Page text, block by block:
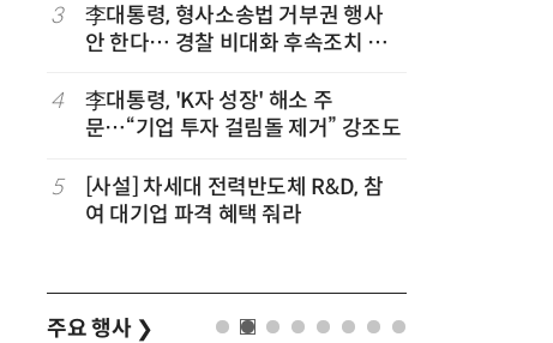
3
李대통령, 형사소송법 거부권 행사
안 한다… 경찰 비대화 후속조치 점
4
李대통령, 'K자 성장' 해소 주
문…“기업 투자 걸림돌 제거” 강조도
5
[사설] 차세대 전력반도체 R&D, 참
여 대기업 파격 혜택 줘라
주요 행사 ❯